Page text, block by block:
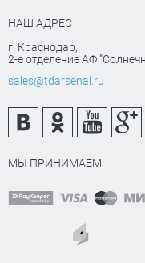
НАШ АДРЕС
г. Краснодар,
2-е отделение АФ
sales@tdarsenal.ru
МЫ ПРИНИМАЕМ